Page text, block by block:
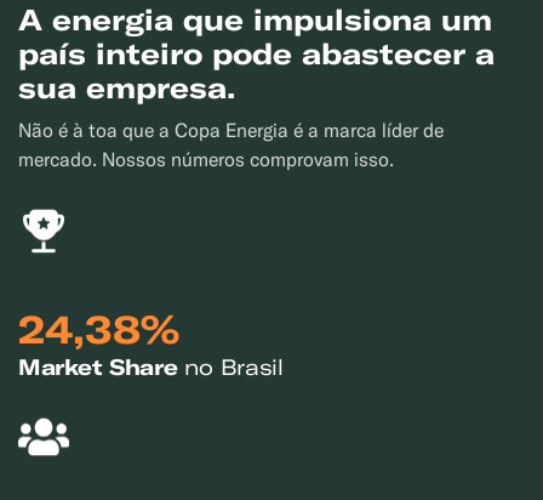
A energia que impulsiona um
país inteiro pode abastecer a
sua empresa.
Não é à toa que a Copa Energia é a marca líder de
mercado. Nossos números comprovam isso.
24,38%
Market Shareno Brasil